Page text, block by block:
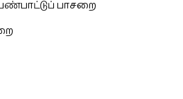
பாசறை